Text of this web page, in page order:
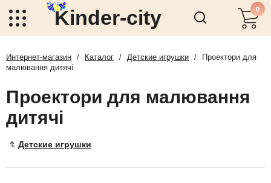
Kinder-city 0
Интернет-магазин / Каталог / Детские игрушки /
Проектори для
малювання дитячі
Проектори для малювання
дитячі
Детские игрушки